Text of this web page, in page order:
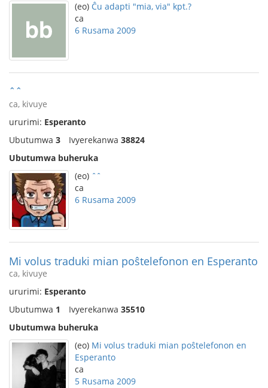
(eo) Ĉu adapti "mia, via" kpt.?
ca
6 Rusama 2009
ˆˆ
ca, kivuye
ururimi: Esperanto
Ubutumwa 3 Ivyerekanwa 38824
Ubutumwa buheruka
(eo) ˆˆ
ca
6 Rusama 2009
Mi volus traduki mian poŝtelefonon en Esperanto
ca, kivuye
ururimi: Esperanto
Ubutumwa 1 Ivyerekanwa 35510
Ubutumwa buheruka
(eo) Mi volus traduki mian poŝtelefonon en
Esperanto
ca
5 Rusama 2009